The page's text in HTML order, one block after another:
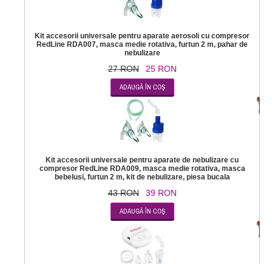
Kit accesorii universale pentru aparate aerosoli cu compresor
RedLine RDA007, masca medie rotativa, furtun 2 m, pahar de
nebulizare
27 RON 25 RON
Kit accesorii universale pentru aparate de nebulizare cu
compresor RedLine RDA009, masca medie rotativa, masca
bebelusi, furtun 2 m, kit de nebulizare, piesa bucala
43 RON 39 RON